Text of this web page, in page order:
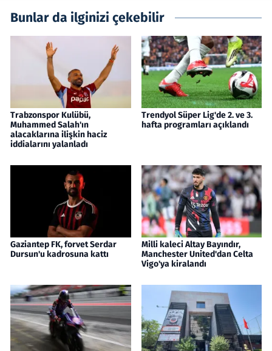
Bunlar da ilginizi çekebilir
Trabzonspor Kulübü,
Muhammed Salah'ın
alacaklarına ilişkin haciz
iddialarını yalanladı
Trendyol Süper Lig'de 2. ve 3.
hafta programları açıklandı
Gaziantep FK, forvet Serdar
Dursun'u kadrosuna kattı
Milli kaleci Altay Bayındır,
Manchester United'dan Celta
Vigo'ya kiralandı